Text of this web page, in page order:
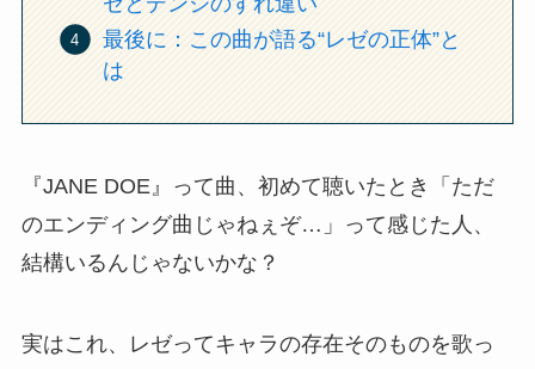
最後に：この曲が語る“レゼの正体”と
は
『JANE DOE』って曲、初めて聴いたとき「ただ
のエンディング曲じゃねぇぞ…」って感じた人、
結構いるんじゃないかな？
実はこれ、レゼってキャラの存在そのものを歌っ